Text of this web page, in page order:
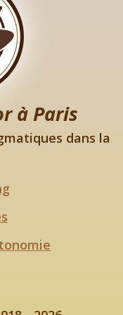
à Paris
dans la